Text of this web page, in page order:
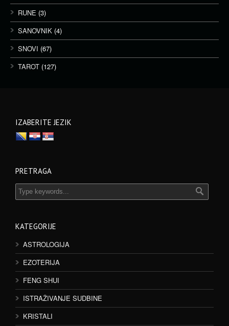
RUNE (3)
SANOVNIK (4)
SNOVI (67)
TAROT (127)
IZABERITE JEZIK
PRETRAGA
KATEGORIJE
ASTROLOGIJA
EZOTERIJA
FENG SHUI
ISTRAŽIVANJE SUDBINE
KRISTALI